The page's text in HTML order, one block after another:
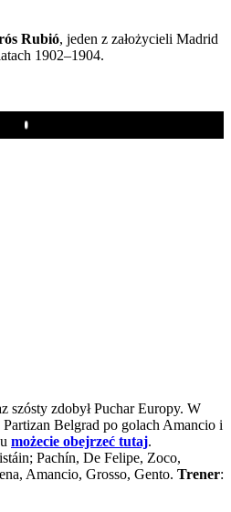
Rubió, jeden z założycieli Madrid
1902–1904.
Play
szósty zdobył Puchar Europy. W
Belgrad po golach Amancio i
możecie obejrzeć tutaj.
Pachín, De Felipe, Zoco,
Amancio, Grosso, Gento. Trener: